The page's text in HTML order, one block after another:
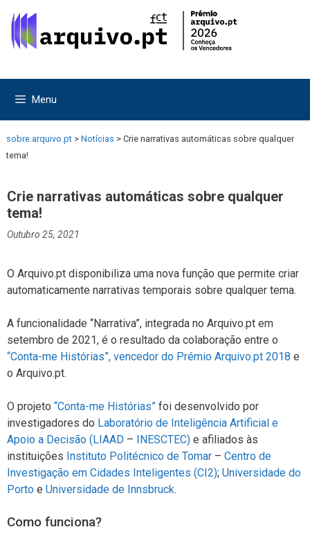
para
para
Menu
sobre.arquivo.pt > Notícias > Crie narrativas automáticas sobre qualquer
tema!
Crie narrativas automáticas sobre qualquer
tema!
Outubro 25, 2021
O Arquivo.pt disponibiliza uma nova função que permite criar
automaticamente narrativas temporais sobre qualquer tema.
A funcionalidade “Narrativa”, integrada no Arquivo.pt em
setembro de 2021, é o resultado da colaboração entre o
“Conta-me Histórias”, vencedor do Prémio Arquivo.pt 2018 e
o Arquivo.pt.
O projeto “Conta-me Histórias” foi desenvolvido por
investigadores do Laboratório de Inteligência Artificial e
Apoio a Decisão (LIAAD – INESCTEC) e afiliados às
instituições Instituto Politécnico de Tomar – Centro de
Investigação em Cidades Inteligentes (CI2); Universidade do
Porto e Universidade de Innsbruck.
Como funciona?